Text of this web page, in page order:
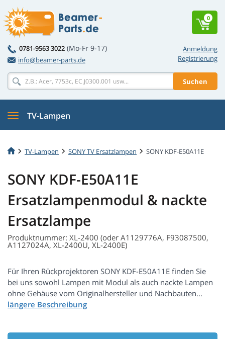
Anmeldung
Registrierung
0781-9563 3022 (Mo-Fr 9-17)
info@beamer-parts.de
Suchen
0
TV-Lampen
TV-Lampen SONY TV Ersatzlampen SONY KDF-E50A11E
SONY KDF-E50A11E
Ersatzlampenmodul & nackte
Ersatzlampe
Produktnummer: XL-2400 (oder A1129776A, F93087500,
A1127024A, XL-2400U, XL-2400E)
Für Ihren Rückprojektoren SONY KDF-E50A11E finden Sie
bei uns sowohl Lampen mit Modul als auch nackte Lampen
ohne Gehäuse vom Originalhersteller und Nachbauten...